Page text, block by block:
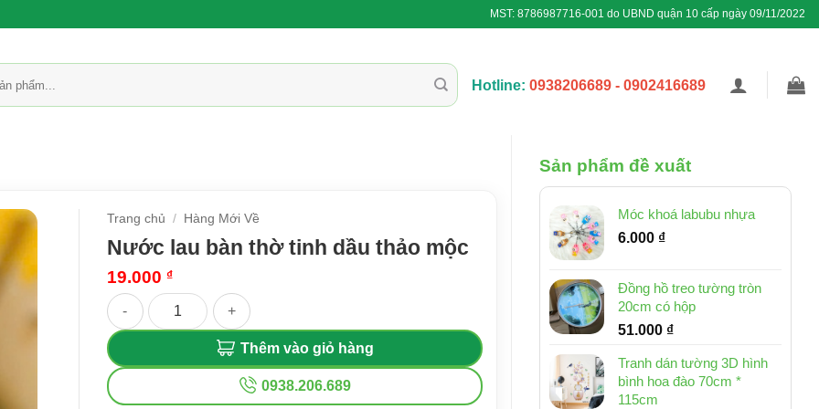
MST: 8786987716-001 do UBND quận 10 cấp ngày 09/11/2022
Hotline: 0938206689 - 0902416689
Sản phẩm đề xuất
Móc khoá labubu nhựa
6.000 ₫
Đồng hồ treo tường tròn
20cm có hộp
51.000 ₫
Tranh dán tường 3D hình
bình hoa đào 70cm *
115cm
Trang chủ / Hàng Mới Về
Nước lau bàn thờ tinh dầu thảo mộc
19.000 ₫
Nước lau bàn thờ tinh dầu thảo mộc số lượng
Thêm vào giỏ hàng
0938.206.689